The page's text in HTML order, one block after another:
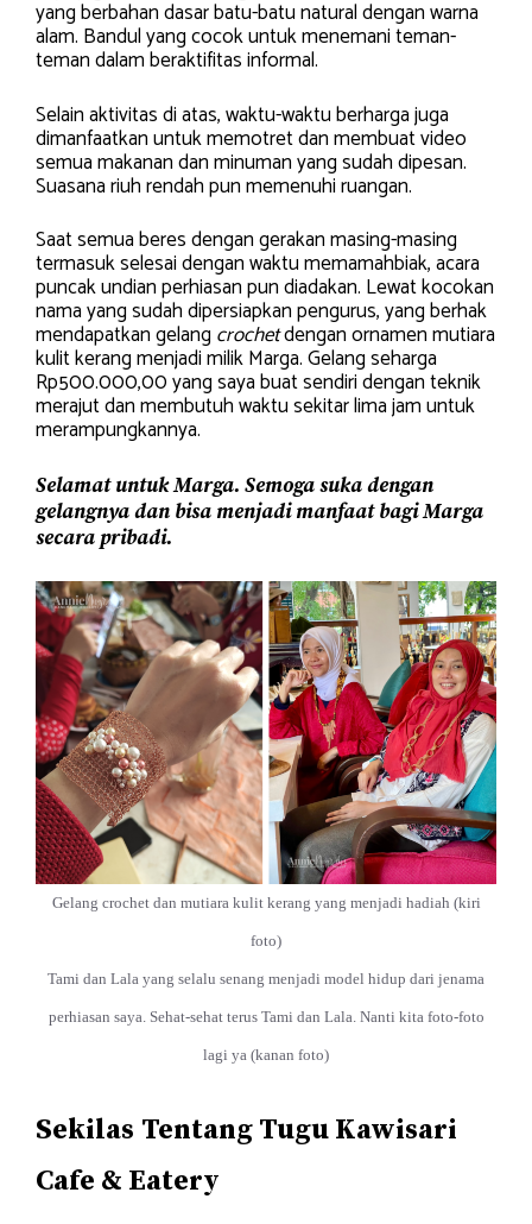
yang berbahan dasar batu-batu natural dengan warna
alam. Bandul yang cocok untuk menemani teman-
teman dalam beraktifitas informal.
Selain aktivitas di atas, waktu-waktu berharga juga
dimanfaatkan untuk memotret dan membuat video
semua makanan dan minuman yang sudah dipesan.
Suasana riuh rendah pun memenuhi ruangan.
Saat semua beres dengan gerakan masing-masing
termasuk selesai dengan waktu memamahbiak, acara
puncak undian perhiasan pun diadakan. Lewat kocokan
nama yang sudah dipersiapkan pengurus, yang berhak
mendapatkan gelang crochetdengan ornamen mutiara
kulit kerang menjadi milik Marga. Gelang seharga
Rp500.000,00 yang saya buat sendiri dengan teknik
merajut dan membutuh waktu sekitar lima jam untuk
merampungkannya.
Selamat untuk Marga. Semoga suka dengan
gelangnya dan bisa menjadi manfaat bagi Marga
secara pribadi.
Gelang crochet dan mutiara kulit kerang yang menjadi hadiah (kiri
foto)
Tami dan Lala yang selalu senang menjadi model hidup dari jenama
perhiasan saya. Sehat-sehat terus Tami dan Lala. Nanti kita foto-foto
lagi ya (kanan foto)
Sekilas Tentang Tugu Kawisari
Cafe & Eatery